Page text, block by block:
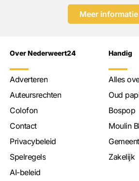
Meer informatie
Over Nederweert24
Adverteren
Auteursrechten
Colofon
Contact
Privacybeleid
Spelregels
AI-beleid
Handig
Alles
Oud
Bospop
Moulin
Zakelijk